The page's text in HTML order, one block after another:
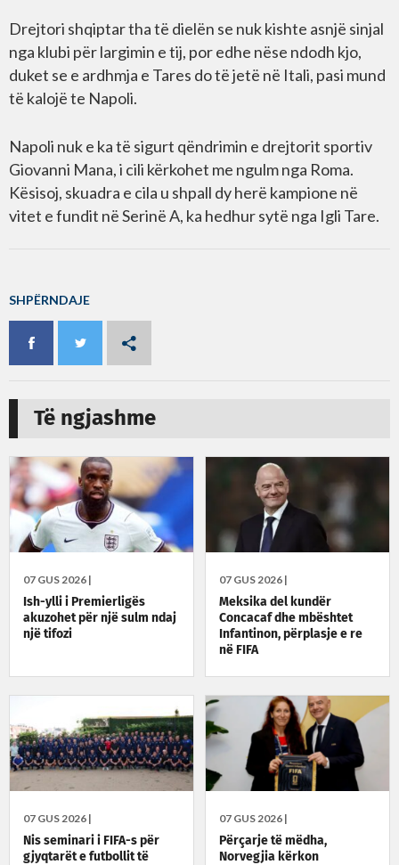
Drejtori shqiptar tha të dielën se nuk kishte asnjë sinjal
nga klubi për largimin e tij, por edhe nëse ndodh kjo,
duket se e ardhmja e Tares do të jetë në Itali, pasi mund
të kalojë te Napoli.
Napoli nuk e ka të sigurt qëndrimin e drejtorit sportiv
Giovanni Mana, i cili kërkohet me ngulm nga Roma.
Kësisoj, skuadra e cila u shpall dy herë kampione në
vitet e fundit në Serinë A, ka hedhur sytë nga Igli Tare.
SHPËRNDAJE
Të ngjashme
07 GUS 2026 |
Ish-ylli i Premierligës
akuzohet për një sulm ndaj
një tifozi
07 GUS 2026 |
Meksika del kundër
Concacaf dhe mbështet
Infantinon, përplasje e re
në FIFA
07 GUS 2026 |
Nis seminari i FIFA-s për
gjyqtarët e futbollit të
07 GUS 2026 |
Përçarje të mëdha,
Norvegjia kërkon